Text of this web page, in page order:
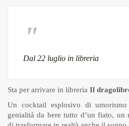
Dal 22 luglio in libreria
Sta per arrivare in libreria Il
Un cocktail esplosivo di umorismo
genialità da bere tutto d’un fiato, un